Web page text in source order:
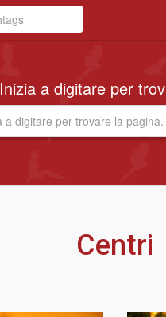
Inizia a digitare per
Centri